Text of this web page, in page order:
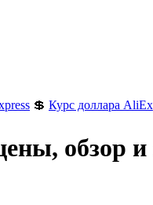
💲 Курс доллара
обзор и